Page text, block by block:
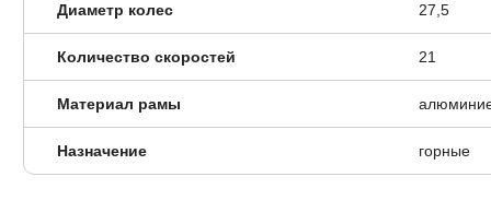
Диаметр колес 27,5
Количество скоростей 21
Материал рамы
Назначение горные